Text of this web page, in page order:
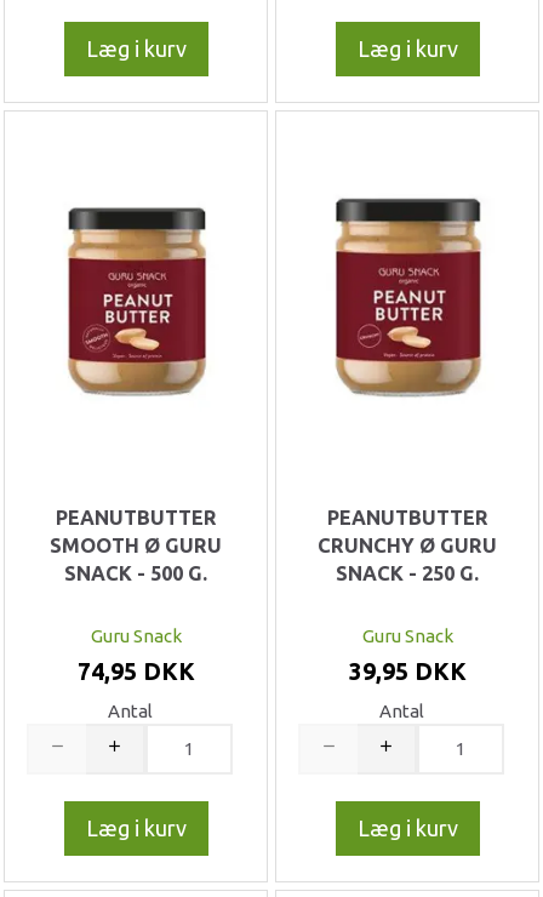
Læg i kurv Læg i kurv
PEANUTBUTTER
SMOOTH Ø GURU
SNACK - 500 G.
Guru Snack
74,95 DKK
Antal
Læg i kurv
PEANUTBUTTER
CRUNCHY Ø GURU
SNACK - 250 G.
Guru Snack
39,95 DKK
Antal
Læg i kurv